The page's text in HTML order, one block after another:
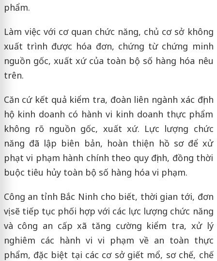
phẩm.
Làm việc với cơ quan chức năng, chủ cơ sở không
xuất trình được hóa đơn, chứng từ chứng minh
nguồn gốc, xuất xứ của toàn bộ số hàng hóa nêu
trên.
Căn cứ kết quả kiểm tra, đoàn liên ngành xác định
hộ kinh doanh có hành vi kinh doanh thực phẩm
không rõ nguồn gốc, xuất xứ. Lực lượng chức
năng đã lập biên bản, hoàn thiện hồ sơ để xử
phạt vi phạm hành chính theo quy định, đồng thời
buộc tiêu hủy toàn bộ số hàng hóa vi phạm.
Công an tỉnh Bắc Ninh cho biết, thời gian tới, đơn
vị sẽ tiếp tục phối hợp với các lực lượng chức năng
và công an cấp xã tăng cường kiểm tra, xử lý
nghiêm các hành vi vi phạm về an toàn thực
phẩm, đặc biệt tại các cơ sở giết mổ, sơ chế, chế